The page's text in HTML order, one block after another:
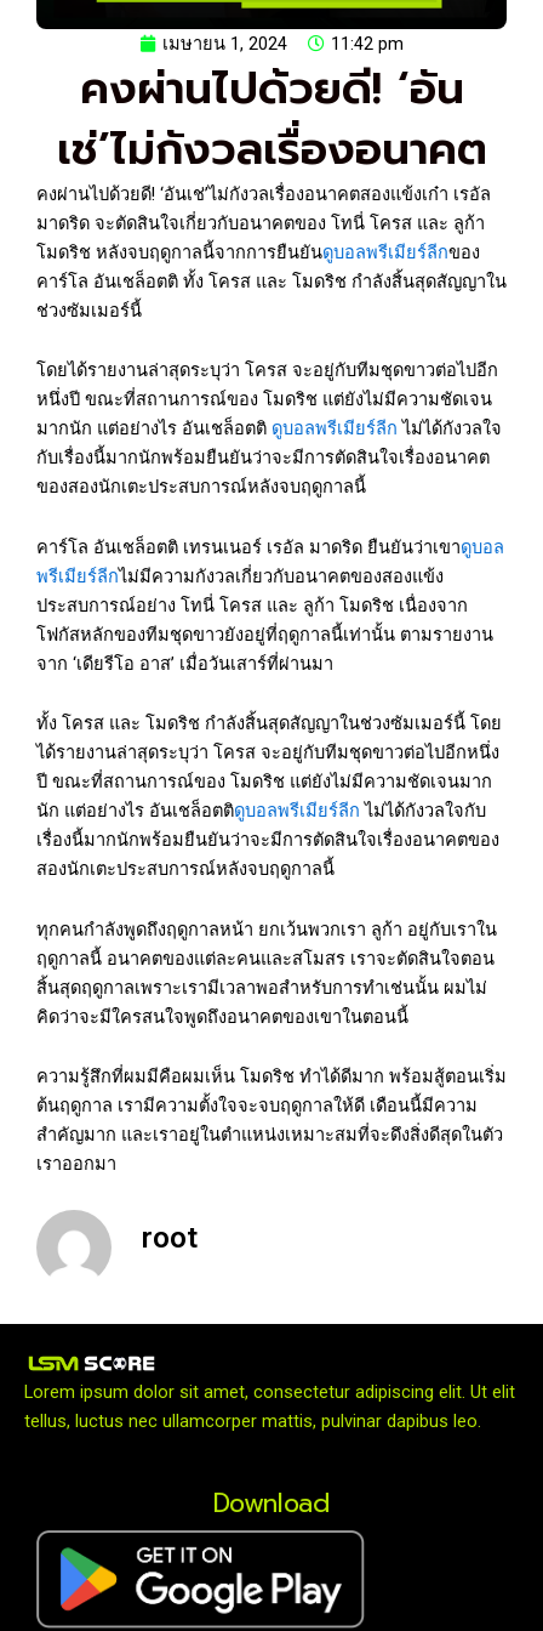
เมษายน 1, 2024 11:42 pm
คงผ่านไปด้วยดี! ‘อัน
เช่’ไม่กังวลเรื่องอนาคต
คงผ่านไปด้วยดี! ‘อันเช่’ไม่กังวลเรื่องอนาคตสองแข้งเก๋า เรอัล
มาดริด จะตัดสินใจเกี่ยวกับอนาคตของ โทนี่ โครส และ ลูก้า
โมดริช หลังจบฤดูกาลนี้จากการยืนยันดูบอลพรีเมียร์ลีกของ
คาร์โล อันเชล็อตติ ทั้ง โครส และ โมดริช กำลังสิ้นสุดสัญญาใน
ช่วงซัมเมอร์นี้
โดยได้รายงานล่าสุดระบุว่า โครส จะอยู่กับทีมชุดขาวต่อไปอีก
หนึ่งปี ขณะที่สถานการณ์ของ โมดริช แต่ยังไม่มีความชัดเจน
มากนัก แต่อย่างไร อันเชล็อตติ ดูบอลพรีเมียร์ลีก ไม่ได้กังวลใจ
กับเรื่องนี้มากนักพร้อมยืนยันว่าจะมีการตัดสินใจเรื่องอนาคต
ของสองนักเตะประสบการณ์หลังจบฤดูกาลนี้
คาร์โล อันเชล็อตติ เทรนเนอร์ เรอัล มาดริด ยืนยันว่าเขาดูบอล
พรีเมียร์ลีกไม่มีความกังวลเกี่ยวกับอนาคตของสองแข้ง
ประสบการณ์อย่าง โทนี่ โครส และ ลูก้า โมดริช เนื่องจาก
โฟกัสหลักของทีมชุดขาวยังอยู่ที่ฤดูกาลนี้เท่านั้น ตามรายงาน
จาก ‘เดียรีโอ อาส’ เมื่อวันเสาร์ที่ผ่านมา
ทั้ง โครส และ โมดริช กำลังสิ้นสุดสัญญาในช่วงซัมเมอร์นี้ โดย
ได้รายงานล่าสุดระบุว่า โครส จะอยู่กับทีมชุดขาวต่อไปอีกหนึ่ง
ปี ขณะที่สถานการณ์ของ โมดริช แต่ยังไม่มีความชัดเจนมาก
นัก แต่อย่างไร อันเชล็อตติดูบอลพรีเมียร์ลีก ไม่ได้กังวลใจกับ
เรื่องนี้มากนักพร้อมยืนยันว่าจะมีการตัดสินใจเรื่องอนาคตของ
สองนักเตะประสบการณ์หลังจบฤดูกาลนี้
ทุกคนกำลังพูดถึงฤดูกาลหน้า ยกเว้นพวกเรา ลูก้า อยู่กับเราใน
ฤดูกาลนี้ อนาคตของแต่ละคนและสโมสร เราจะตัดสินใจตอน
สิ้นสุดฤดูกาลเพราะเรามีเวลาพอสำหรับการทำเช่นนั้น ผมไม่
คิดว่าจะมีใครสนใจพูดถึงอนาคตของเขาในตอนนี้
ความรู้สึกที่ผมมีคือผมเห็น โมดริช ทำได้ดีมาก พร้อมสู้ตอนเริ่ม
ต้นฤดูกาล เรามีความตั้งใจจะจบฤดูกาลให้ดี เดือนนี้มีความ
สำคัญมาก และเราอยู่ในตำแหน่งเหมาะสมที่จะดึงสิ่งดีสุดในตัว
เราออกมา
root
Lorem ipsum dolor sit amet, consectetur adipiscing elit. Ut elit
tellus, luctus nec ullamcorper mattis, pulvinar dapibus leo.
Download